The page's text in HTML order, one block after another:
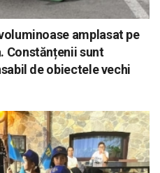
amplasat pe
Constănțenii sunt
de obiectele vechi